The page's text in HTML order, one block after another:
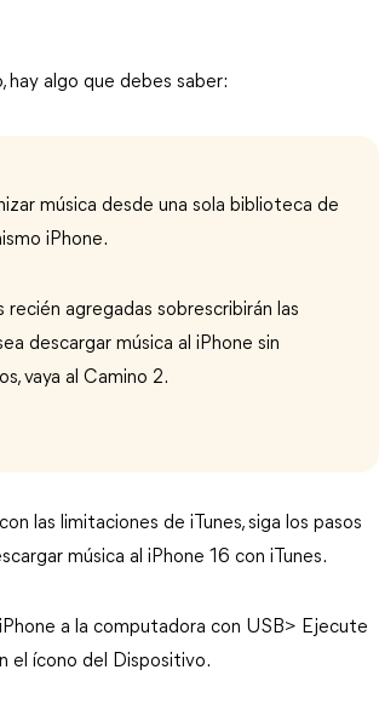
hay algo que debes saber:
música desde una sola biblioteca de
iPhone.
recién agregadas sobrescribirán las
descargar música al iPhone sin
vaya al Camino 2.
las limitaciones de iTunes, siga los pasos
música al iPhone 16 con iTunes.
a la computadora con USB> Ejecute
el ícono del Dispositivo.